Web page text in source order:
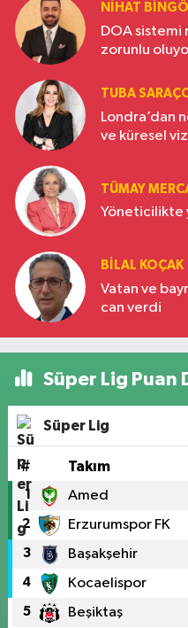
NIHAT
DOA
zorunlu
TUBA
Londra’dan
ve küresel
TÜMAY
Yöneticilikte
BILAL KOÇAK
Vatan ve
can verdi
Süper Lig Puan
Süper Lig
# Takım
1 Amed
2 Erzurumspor FK
3 Başakşehir
4 Kocaelispor
5 Beşiktaş